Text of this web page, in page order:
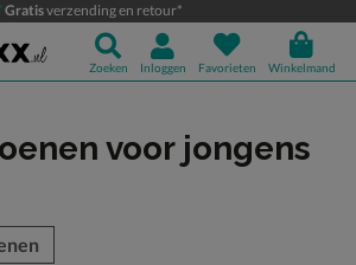
Gratisverzending en retour*
Zoeken Inloggen Favorieten Winkelmand
voor jongens